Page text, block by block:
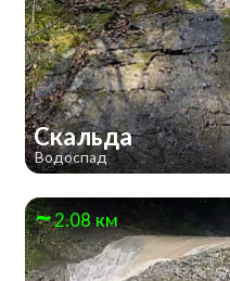
Скальда
Водоспад
2.08 км